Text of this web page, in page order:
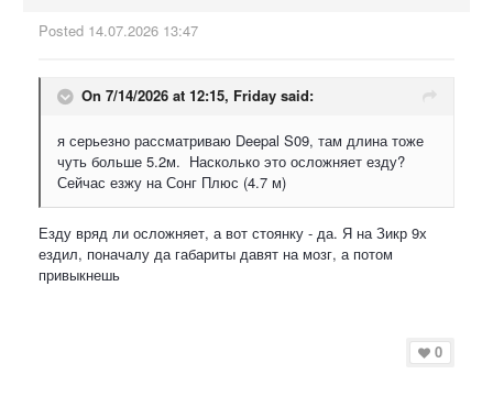
Posted 14.07.2026 13:47
On 7/14/2026 at 12:15, Friday said:
я серьезно рассматриваю Deepal S09, там длина тоже
чуть больше 5.2м. Насколько это осложняет езду?
Сейчас езжу на Сонг Плюс (4.7 м)
Езду вряд ли осложняет, а вот стоянку - да. Я на Зикр 9х
ездил, поначалу да габариты давят на мозг, а потом
привыкнешь
0